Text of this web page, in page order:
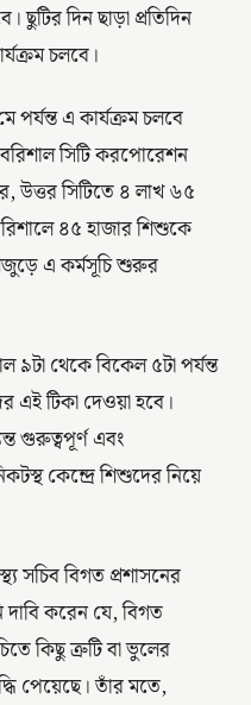
ছুটির দিন ছাড়া প্রতিদিন
চলবে।
পর্যন্ত এ কার্যক্রম চলবে
সিটি করপোরেশন
উত্তর সিটিতে ৪ লাখ ৬৫
৪৫ হাজার শিশুকে
এ কর্মসূচি শুরুর
৯টা থেকে বিকেল ৫টা পর্যন্ত
এই টিকা দেওয়া হবে।
গুরুত্বপূর্ণ এবং
কেন্দ্রে শিশুদের নিয়ে
সচিব বিগত প্রশাসনের
দাবি করেন যে, বিগত
কিছু ত্রুটি বা ভুলের
পেয়েছে। তাঁর মতে,